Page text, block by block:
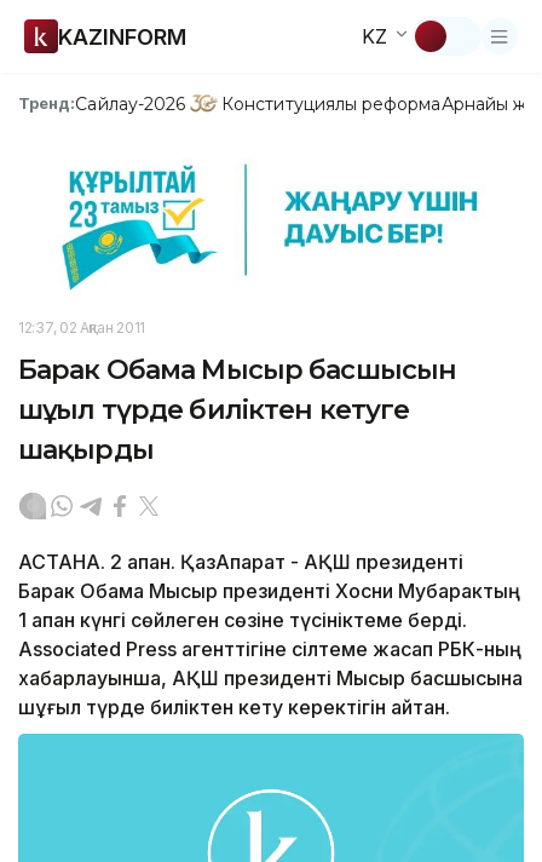
KAZINFORM KZ
Тренд:Сайлау-2026 Конституциялық реформаАрнайы
12:37, 02 Ақпан 2011
Барак Обама Мысыр басшысын
шұғыл түрде биліктен кетуге
шақырды
АСТАНА. 2 ақпан. ҚазАқпарат - АҚШ президенті
Барак Обама Мысыр президенті Хосни Мубарактың
1 ақпан күнгі сөйлеген сөзіне түсініктеме берді.
Associated Press агенттігіне сілтеме жасап РБК-ның
хабарлауынша, АҚШ президенті Мысыр басшысына
шұғыл түрде биліктен кету керектігін айтқан.